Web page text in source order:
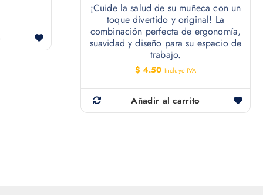
¡Cuide la salud de su muñeca con un
toque divertido y original! La
combinación perfecta de ergonomía,
suavidad y diseño para su espacio de
trabajo.
$ 4.50 Incluye IVA
Añadir al carrito